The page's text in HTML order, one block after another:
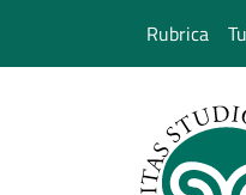
Rubrica